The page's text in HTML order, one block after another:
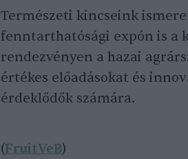
Természeti kincseink
fenntarthatósági expón is a
rendezvényen a hazai
értékes előadásokat és
érdeklődők számára.
(FruitVeB)